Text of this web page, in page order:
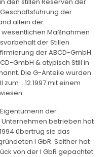
der
allein der
Maßnahmen
der Stillen
der ABCD-GmbH
GmbH & atypisch Still in
Die G-Anteile wurden
...12.1997 mit einem
der
betrieben hat
übertrug sie das
I GbR. Seither hat
von der I GbR gepachtet.